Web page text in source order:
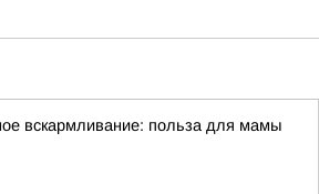
вскармливание: польза для мамы